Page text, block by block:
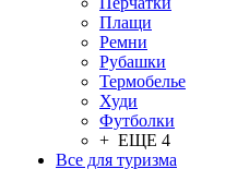
Плащи
Ремни
Рубашки
Термобелье
Худи
Футболки
+ ЕЩЕ 4
Все для туризма